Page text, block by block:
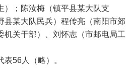
）；陈汝梅（镇平县某大队支
县某大队民兵）程传亮（南阳市郊
机关干部）、刘怀志（市邮电局工
56人（略）。